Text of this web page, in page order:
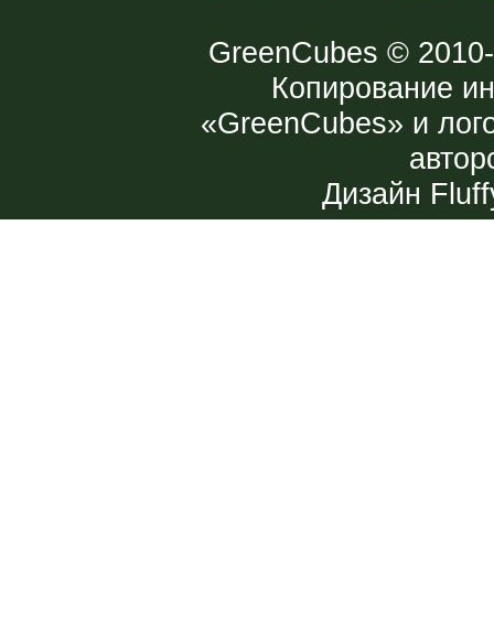
GreenCubes ©
Копирование
«GreenCubes» и
Дизайн